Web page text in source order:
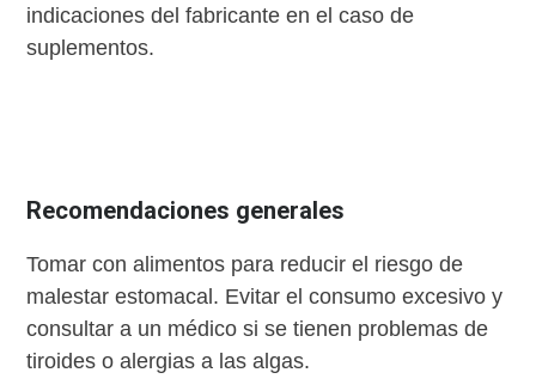
indicaciones del fabricante en el caso de
suplementos.
Recomendaciones generales
Tomar con alimentos para reducir el riesgo de
malestar estomacal. Evitar el consumo excesivo y
consultar a un médico si se tienen problemas de
tiroides o alergias a las algas.